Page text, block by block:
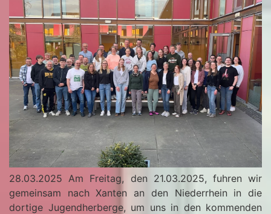
28.03.2025 Am Freitag, den 21.03.2025, fuhren wir
gemeinsam nach Xanten an den Niederrhein in die
dortige Jugendherberge, um uns in den kommenden